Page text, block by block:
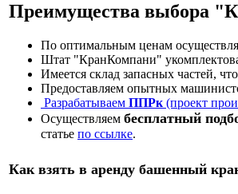
Преимущества выбора
По оптимальным ценам
Штат "КранКомпани"
Имеется склад запасных частей,
Предоставляем опытных
Разрабатываем ППРк (проект
Осуществляем бесплатный
статье по ссылке.
Как взять в аренду башенный